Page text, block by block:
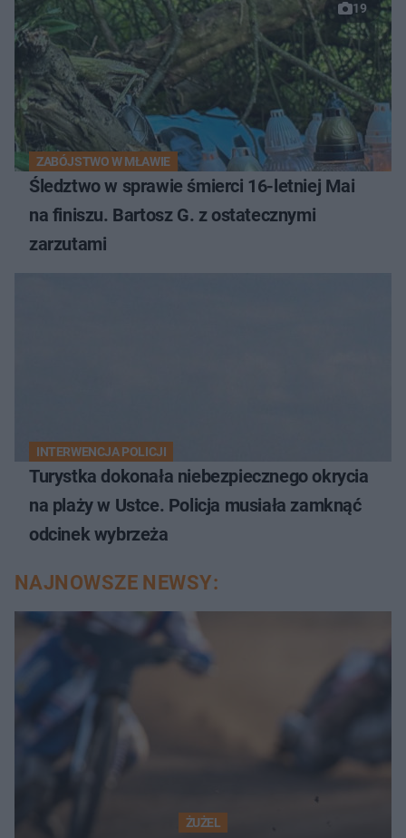
19
ZABÓJSTWO W MŁAWIE
Śledztwo w sprawie śmierci 16-letniej Mai
na finiszu. Bartosz G. z ostatecznymi
zarzutami
INTERWENCJA POLICJI
Turystka dokonała niebezpiecznego okrycia
na plaży w Ustce. Policja musiała zamknąć
odcinek wybrzeża
NAJNOWSZE NEWSY:
ŻUŻEL